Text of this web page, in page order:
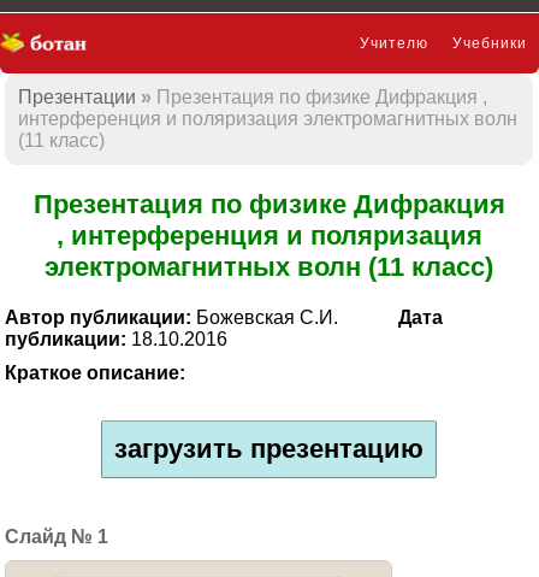
Учебники
Учителю
Презентации
Презентации
Презентация по физике Дифракция ,
интерференция и поляризация электромагнитных волн
(11 класс)
Презентация по физике Дифракция
, интерференция и поляризация
электромагнитных волн (11 класс)
Автор публикации: Божевская С.И.
Дата
публикации: 18.10.2016
Краткое описание:
загрузить презентацию
1